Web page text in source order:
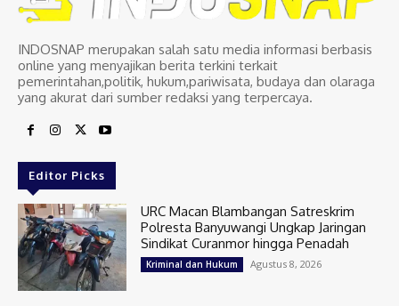
INDOSNAP merupakan salah satu media informasi berbasis
online yang menyajikan berita terkini terkait
pemerintahan,politik, hukum,pariwisata, budaya dan olaraga
yang akurat dari sumber redaksi yang terpercaya.
Editor Picks
URC Macan Blambangan Satreskrim
Polresta Banyuwangi Ungkap Jaringan
Sindikat Curanmor hingga Penadah
Kriminal dan Hukum Agustus 8, 2026